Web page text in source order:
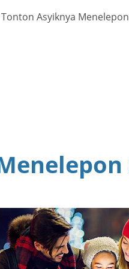
Tonton Asyiknya